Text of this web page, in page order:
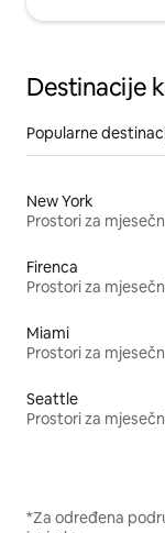
Destinacije
Popularne
New York
Prostori za
Firenca
Prostori za
Miami
Prostori za
Seattle
Prostori za
*Za određena